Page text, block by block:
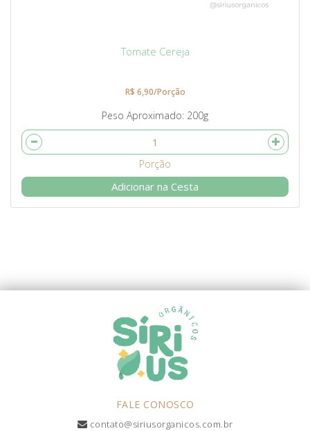
Tomate Cereja
Peso Aproximado 200g
R$ 6,90/Porção
Adicionar na Cesta
FALE CONOSCO
contato@siriusorganicos.com.br